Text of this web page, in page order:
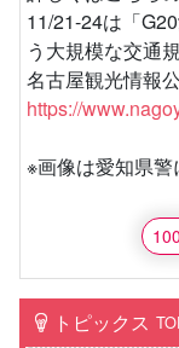
11/21-24は「
う大規模な交通
名古屋観光情報
https://
※画像は愛知県警
トピックス